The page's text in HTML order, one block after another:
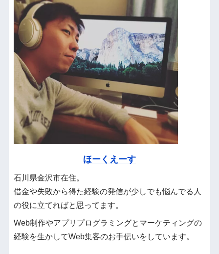
ほーくえーす
石川県金沢市在住。
借金や失敗から得た経験の発信が少しでも悩んでる人
の役に立てればと思ってます。
Web制作やアプリプログラミングとマーケティングの
経験を生かしてWeb集客のお手伝いをしています。